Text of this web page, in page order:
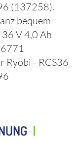
(137258).
bequem
V 4,0 Ah
Ryobi - RCS36